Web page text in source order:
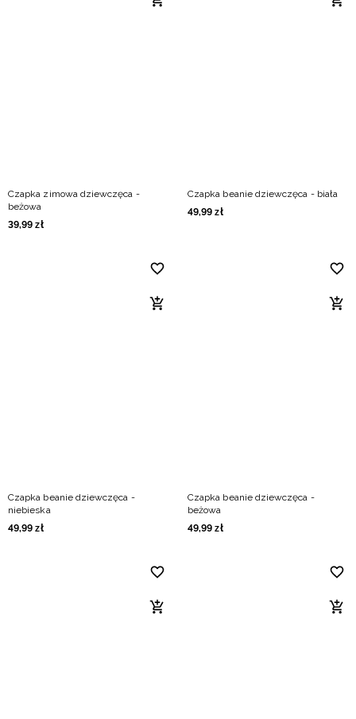
Czapka zimowa dziewczęca -
beżowa
39,99 zł
Czapka beanie dziewczęca - biała
49,99 zł
Czapka beanie dziewczęca -
niebieska
49,99 zł
Czapka beanie dziewczęca -
beżowa
49,99 zł